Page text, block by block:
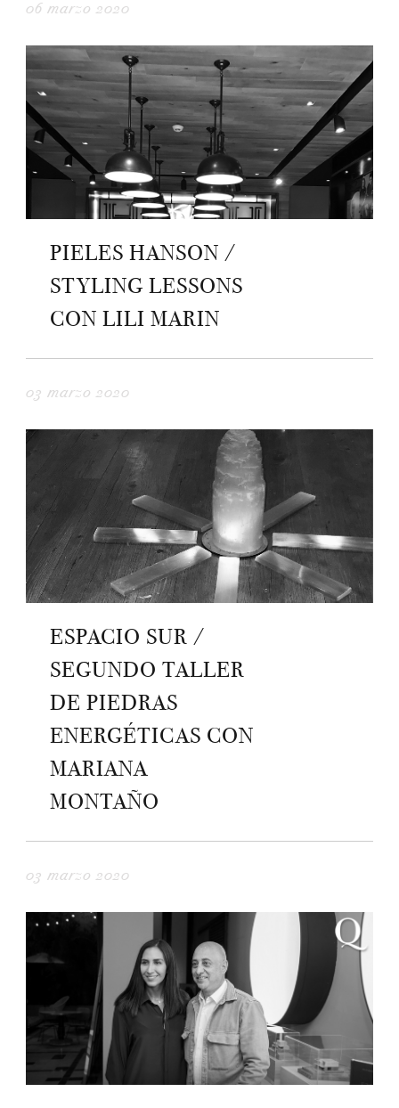
06 marzo 2020
PIELES HANSON /
STYLING LESSONS
CON LILI MARIN
03 marzo 2020
ESPACIO SUR /
SEGUNDO TALLER
DE PIEDRAS
ENERGÉTICAS CON
MARIANA
MONTAÑO
03 marzo 2020